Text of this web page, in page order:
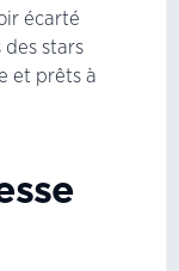
écarté
des stars
et prêts à